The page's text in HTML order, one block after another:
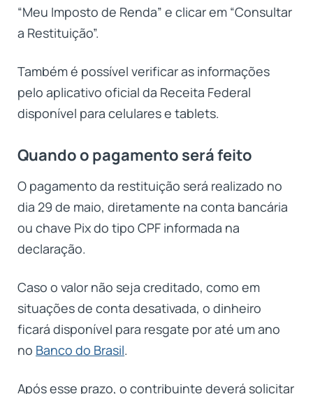
“Meu Imposto de Renda” e clicar em “Consultar
a Restituição”.
Também é possível verificar as informações
pelo aplicativo oficial da Receita Federal
disponível para celulares e tablets.
Quando o pagamento será feito
O pagamento da restituição será realizado no
dia 29 de maio, diretamente na conta bancária
ou chave Pix do tipo CPF informada na
declaração.
Caso o valor não seja creditado, como em
situações de conta desativada, o dinheiro
ficará disponível para resgate por até um ano
no Banco do Brasil.
Após esse prazo, o contribuinte deverá solicitar